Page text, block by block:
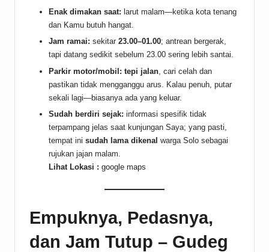
Enak dimakan saat: larut malam—ketika kota tenang
dan Kamu butuh hangat.
Jam ramai: sekitar 23.00–01.00; antrean bergerak,
tapi datang sedikit sebelum 23.00 sering lebih santai.
Parkir motor/mobil: tepi jalan , cari celah dan
pastikan tidak mengganggu arus. Kalau penuh, putar
sekali lagi—biasanya ada yang keluar.
Sudah berdiri sejak: informasi spesifik tidak
terpampang jelas saat kunjungan Saya; yang pasti,
tempat ini sudah lama dikenal warga Solo sebagai
rujukan jajan malam.
Lihat Lokasi : google maps
Empuknya, Pedasnya,
dan Jam Tutup – Gudeg